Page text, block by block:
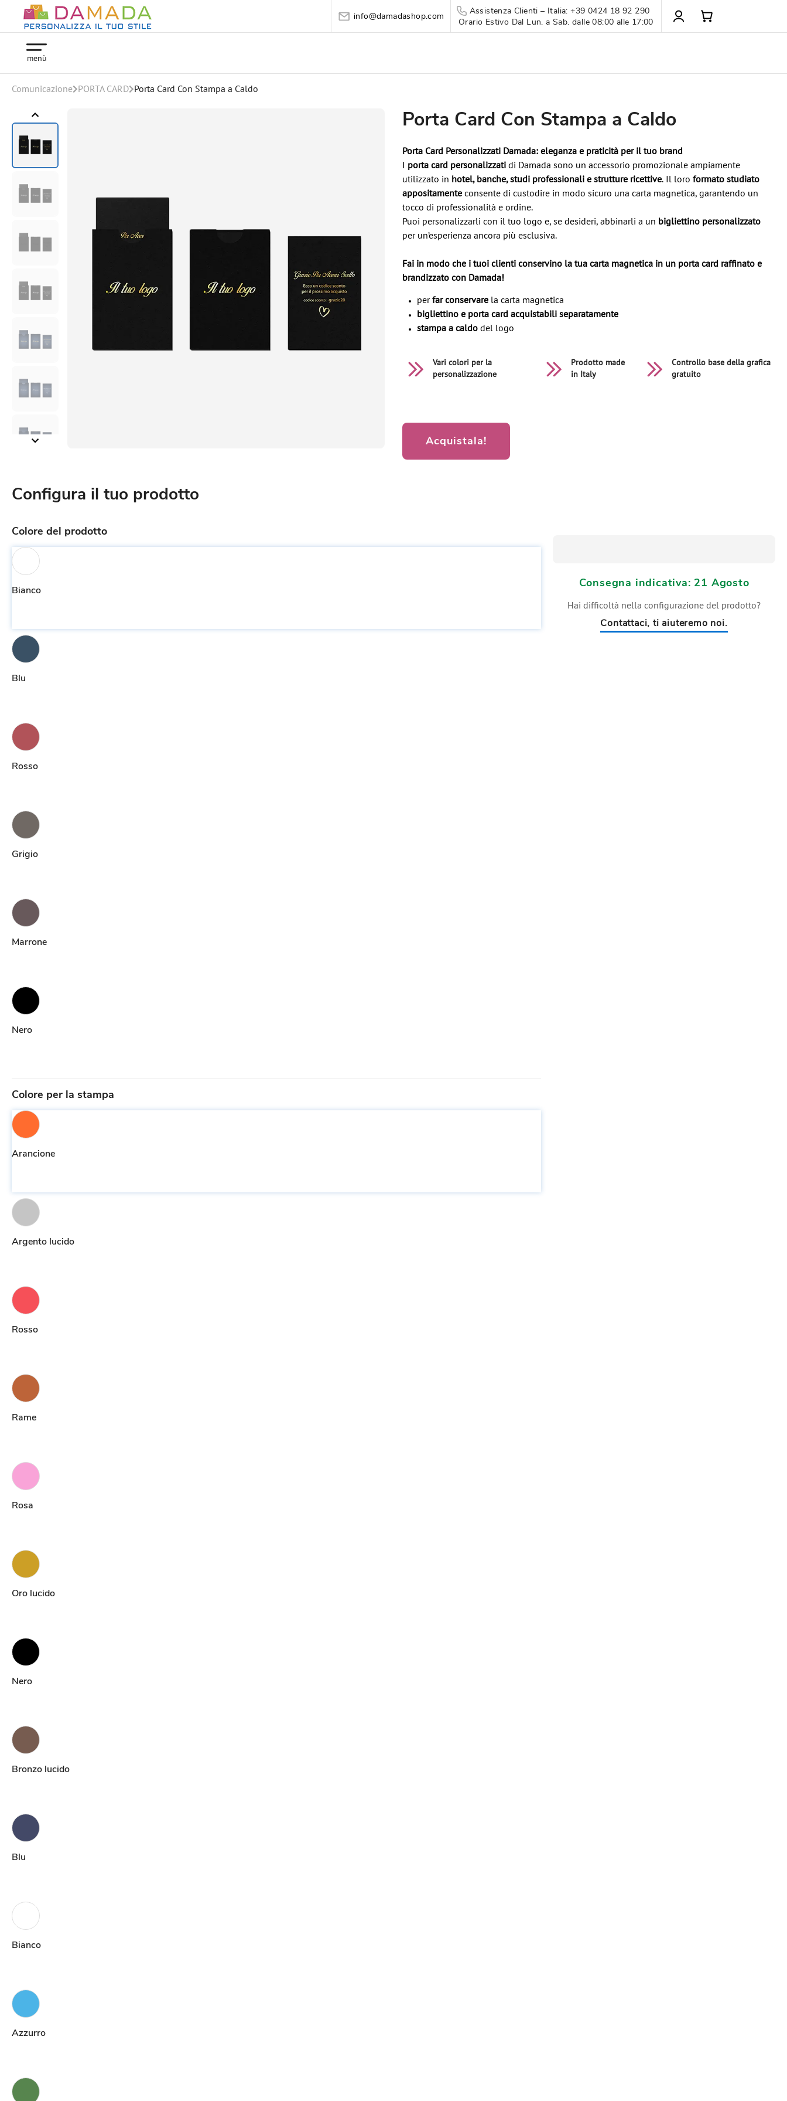
info@damadashop.com
Assistenza Clienti – Italia: +39 0424 18 92 290
Orario Estivo Dal Lun. a Sab. dalle 08:00 alle 17:00
menù
Comunicazione PORTA CARD Porta Card Con Stampa a Caldo
Porta Card Con Stampa a Caldo
Porta Card Personalizzati Damada: eleganza e praticità per il tuo brand
porta card personalizzati di Damada sono un accessorio promozionale ampiamente
utilizzato in hotel, banche, studi professionali e strutture ricettive. Il loro formato studiato
appositamente consente di custodire in modo sicuro una carta magnetica, garantendo un
tocco di professionalità e ordine.
Puoi personalizzarli con il tuo logo e, se desideri, abbinarli a un bigliettino personalizzato
per un’esperienza ancora più esclusiva.
Fai in modo che i tuoi clienti conservino la tua carta magnetica in un porta card raffinato e
brandizzato con Damada!
perfar conservare la carta magnetica
bigliettino e porta card acquistabili separatamente
stampa a caldo del logo
Vari colori per la
personalizzazione
Prodotto made
in Italy
Controllo base della grafica
gratuito
Acquistala!
Configura il tuo prodotto
Colore del prodotto
Bianco
Blu
Rosso
Grigio
Marrone
Nero
Colore per la stampa
Arancione
Argento lucido
Rosso
Rame
Rosa
Oro lucido
Nero
Bronzo lucido
Blu
Bianco
Azzurro
Consegna indicativa: 21 Agosto
Hai difficoltà nella configurazione del prodotto?
Contattaci, ti aiuteremo noi.